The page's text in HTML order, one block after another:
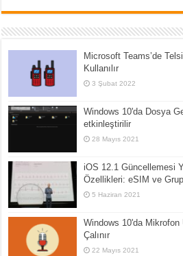
Microsoft Teams’de
Kullanılır
3 Şubat 2022
Windows 10'da Dosya
etkinleştirilir
28 Mayıs 2021
iOS 12.1 Güncellemesi
Özellikleri: eSIM ve
5 Haziran 2021
Windows 10'da Mikrofon
Çalınır
22 Mayıs 2021